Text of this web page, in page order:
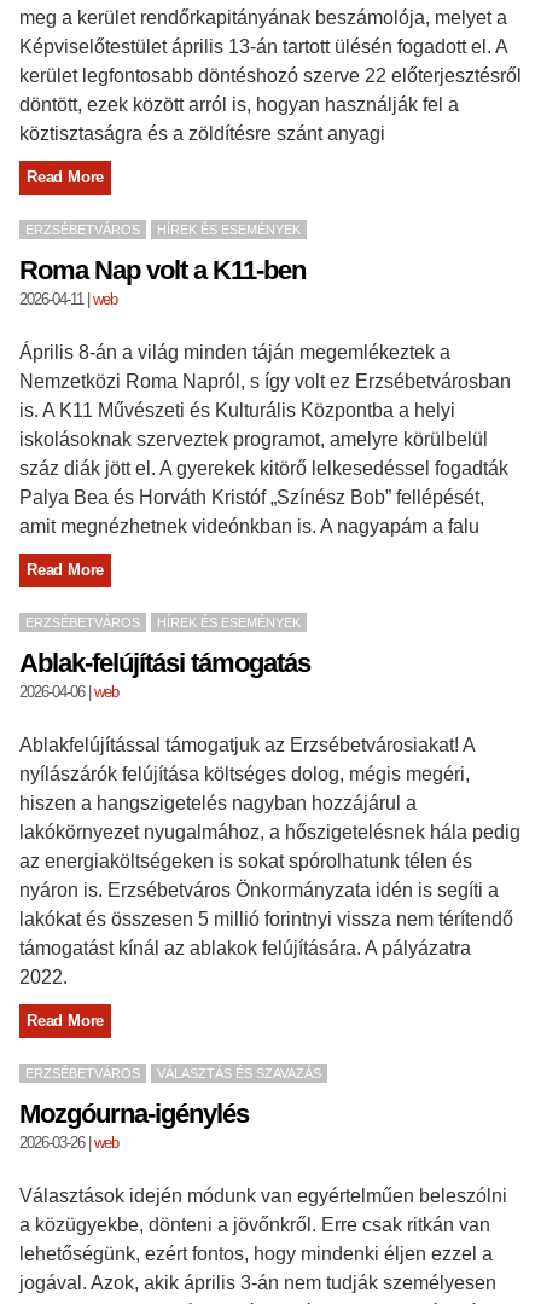
meg a kerület rendőrkapitányának beszámolója, melyet a
Képviselőtestület április 13-án tartott ülésén fogadott el. A
kerület legfontosabb döntéshozó szerve 22 előterjesztésről
döntött, ezek között arról is, hogyan használják fel a
köztisztaságra és a zöldítésre szánt anyagi
Read More
ERZSÉBETVÁROS HÍREK ÉS ESEMÉNYEK
Roma Nap volt a K11-ben
2026-04-11| web
Április 8-án a világ minden táján megemlékeztek a
Nemzetközi Roma Napról, s így volt ez Erzsébetvárosban
is. A K11 Művészeti és Kulturális Központba a helyi
iskolásoknak szerveztek programot, amelyre körülbelül
száz diák jött el. A gyerekek kitörő lelkesedéssel fogadták
Palya Bea és Horváth Kristóf „Színész Bob” fellépését,
amit megnézhetnek videónkban is. A nagyapám a falu
Read More
ERZSÉBETVÁROS HÍREK ÉS ESEMÉNYEK
Ablak-felújítási támogatás
2026-04-06| web
Ablakfelújítással támogatjuk az Erzsébetvárosiakat! A
nyílászárók felújítása költséges dolog, mégis megéri,
hiszen a hangszigetelés nagyban hozzájárul a
lakókörnyezet nyugalmához, a hőszigetelésnek hála pedig
az energiaköltségeken is sokat spórolhatunk télen és
nyáron is. Erzsébetváros Önkormányzata idén is segíti a
lakókat és összesen 5 millió forintnyi vissza nem térítendő
támogatást kínál az ablakok felújítására. A pályázatra
2022.
Read More
ERZSÉBETVÁROS VÁLASZTÁS ÉS SZAVAZÁS
Mozgóurna-igénylés
2026-03-26| web
Választások idején módunk van egyértelműen beleszólni
a közügyekbe, dönteni a jövőnkről. Erre csak ritkán van
lehetőségünk, ezért fontos, hogy mindenki éljen ezzel a
jogával. Azok, akik április 3-án nem tudják személyesen